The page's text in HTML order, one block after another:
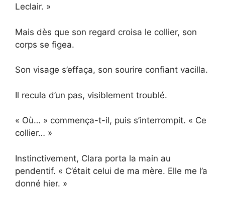
Leclair. »
Mais dès que son regard croisa le collier, son
corps se figea.
Son visage s’effaça, son sourire confiant vacilla.
Il recula d’un pas, visiblement troublé.
« Où… » commença-t-il, puis s’interrompit. « Ce
collier… »
Instinctivement, Clara porta la main au
pendentif. « C’était celui de ma mère. Elle me l’a
donné hier. »